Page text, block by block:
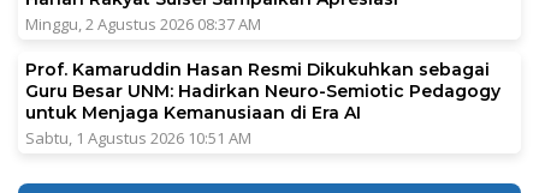
Minggu, 2 Agustus 2026 08:37 AM
Prof. Kamaruddin Hasan Resmi Dikukuhkan sebagai
Guru Besar UNM: Hadirkan Neuro-Semiotic Pedagogy
untuk Menjaga Kemanusiaan di Era AI
Sabtu, 1 Agustus 2026 10:51 AM